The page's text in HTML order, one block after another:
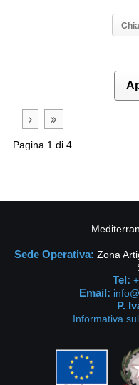
Pagina 1 di 4
Sede Operativa: Zona
Tel:
Email:
P.
Informativa